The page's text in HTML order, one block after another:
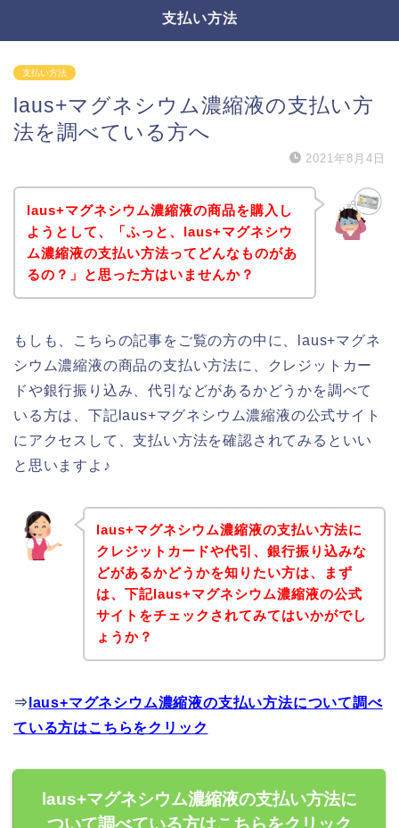
支払い方法
支払い方法
laus+マグネシウム濃縮液の支払い方
法を調べている方へ
2021年8月4日
laus+マグネシウム濃縮液の商品を購入し
ようとして、「ふっと、laus+マグネシウ
ム濃縮液の支払い方法ってどんなものがあ
るの？」と思った方はいませんか？
もしも、こちらの記事をご覧の方の中に、laus+マグネ
シウム濃縮液の商品の支払い方法に、クレジットカー
ドや銀行振り込み、代引などがあるかどうかを調べて
いる方は、下記laus+マグネシウム濃縮液の公式サイト
にアクセスして、支払い方法を確認されてみるといい
と思いますよ♪
laus+マグネシウム濃縮液の支払い方法に
クレジットカードや代引、銀行振り込みな
どがあるかどうかを知りたい方は、まず
は、下記laus+マグネシウム濃縮液の公式
サイトをチェックされてみてはいかがでし
ょうか？
⇒ laus+マグネシウム濃縮液の支払い方法について調べ
ている方はこちらをクリック
laus+マグネシウム濃縮液の支払い方法に
ついて調べている方はこちらをクリック